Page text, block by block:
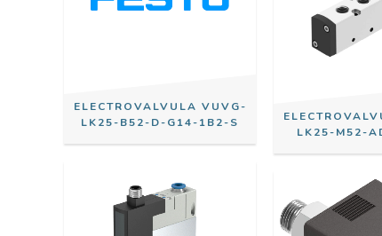
ELECTROVALVULA VUVG-
LK25-B52-D-G14-1B2-S
LK25-M52-